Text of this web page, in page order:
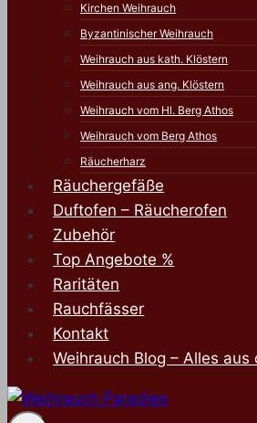
Kirchen Weihrauch
Byzantinischer Weihrauch
Weihrauch aus kath. Klöstern
Weihrauch aus ang. Klöstern
Weihrauch vom Hl. Berg Athos
Weihrauch vom Berg Athos
Räucherharz
Räuchergefäße
Duftofen – Räucherofen
Zubehör
Top Angebote %
Raritäten
Rauchfässer
Kontakt
Weihrauch Blog – Alles